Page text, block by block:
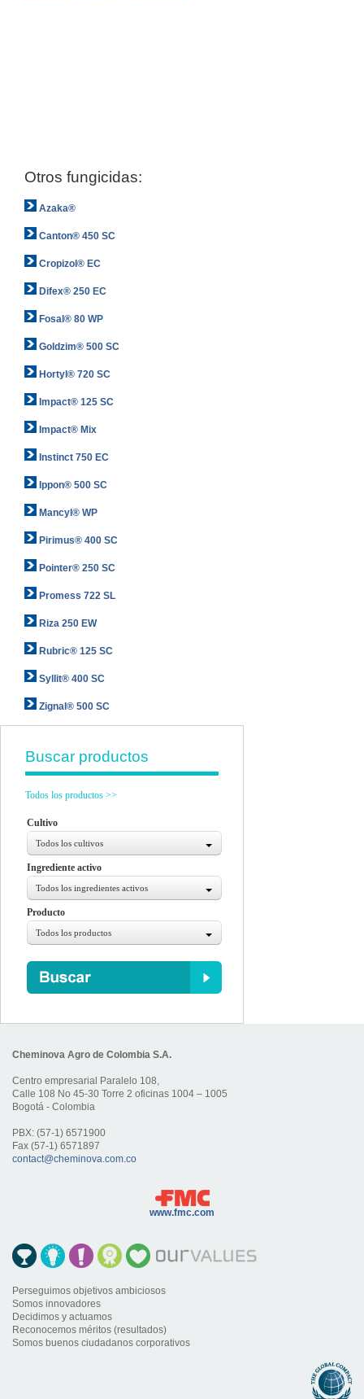
Otros fungicidas:
Azaka®
Canton® 450 SC
Cropizol® EC
Difex® 250 EC
Fosal® 80 WP
Goldzim® 500 SC
Hortyl® 720 SC
Impact® 125 SC
Impact® Mix
Instinct 750 EC
Ippon® 500 SC
Mancyl® WP
Pirimus® 400 SC
Pointer® 250 SC
Promess 722 SL
Riza 250 EW
Rubric® 125 SC
Syllit® 400 SC
Zignal® 500 SC
Buscar productos
Todos los productos >>
Cultivo
Todos los cultivos
Ingrediente activo
Todos los ingredientes activos
Producto
Todos los productos
Cheminova Agro de Colombia S.A.
Centro empresarial Paralelo 108,
Calle 108 No 45-30 Torre 2 oficinas 1004 – 1005
Bogotá - Colombia
PBX: (57-1) 6571900
Fax (57-1) 6571897
contact@cheminova.com.co
www.fmc.com
Perseguimos objetivos ambiciosos
Somos innovadores
Decidimos y actuamos
Reconocemos méritos (resultados)
Somos buenos ciudadanos corporativos